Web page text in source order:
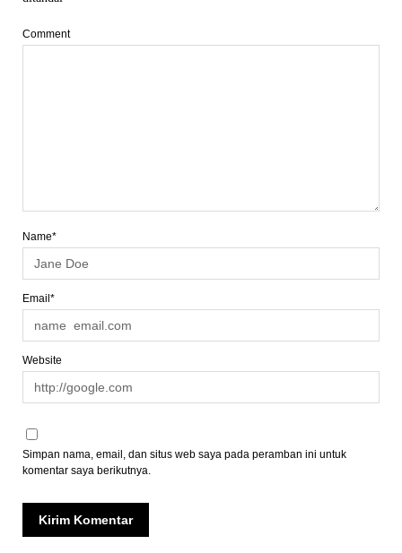
Comment
Name*
Email*
Website
Simpan nama, email, dan situs web saya pada peramban ini untuk
komentar saya berikutnya.